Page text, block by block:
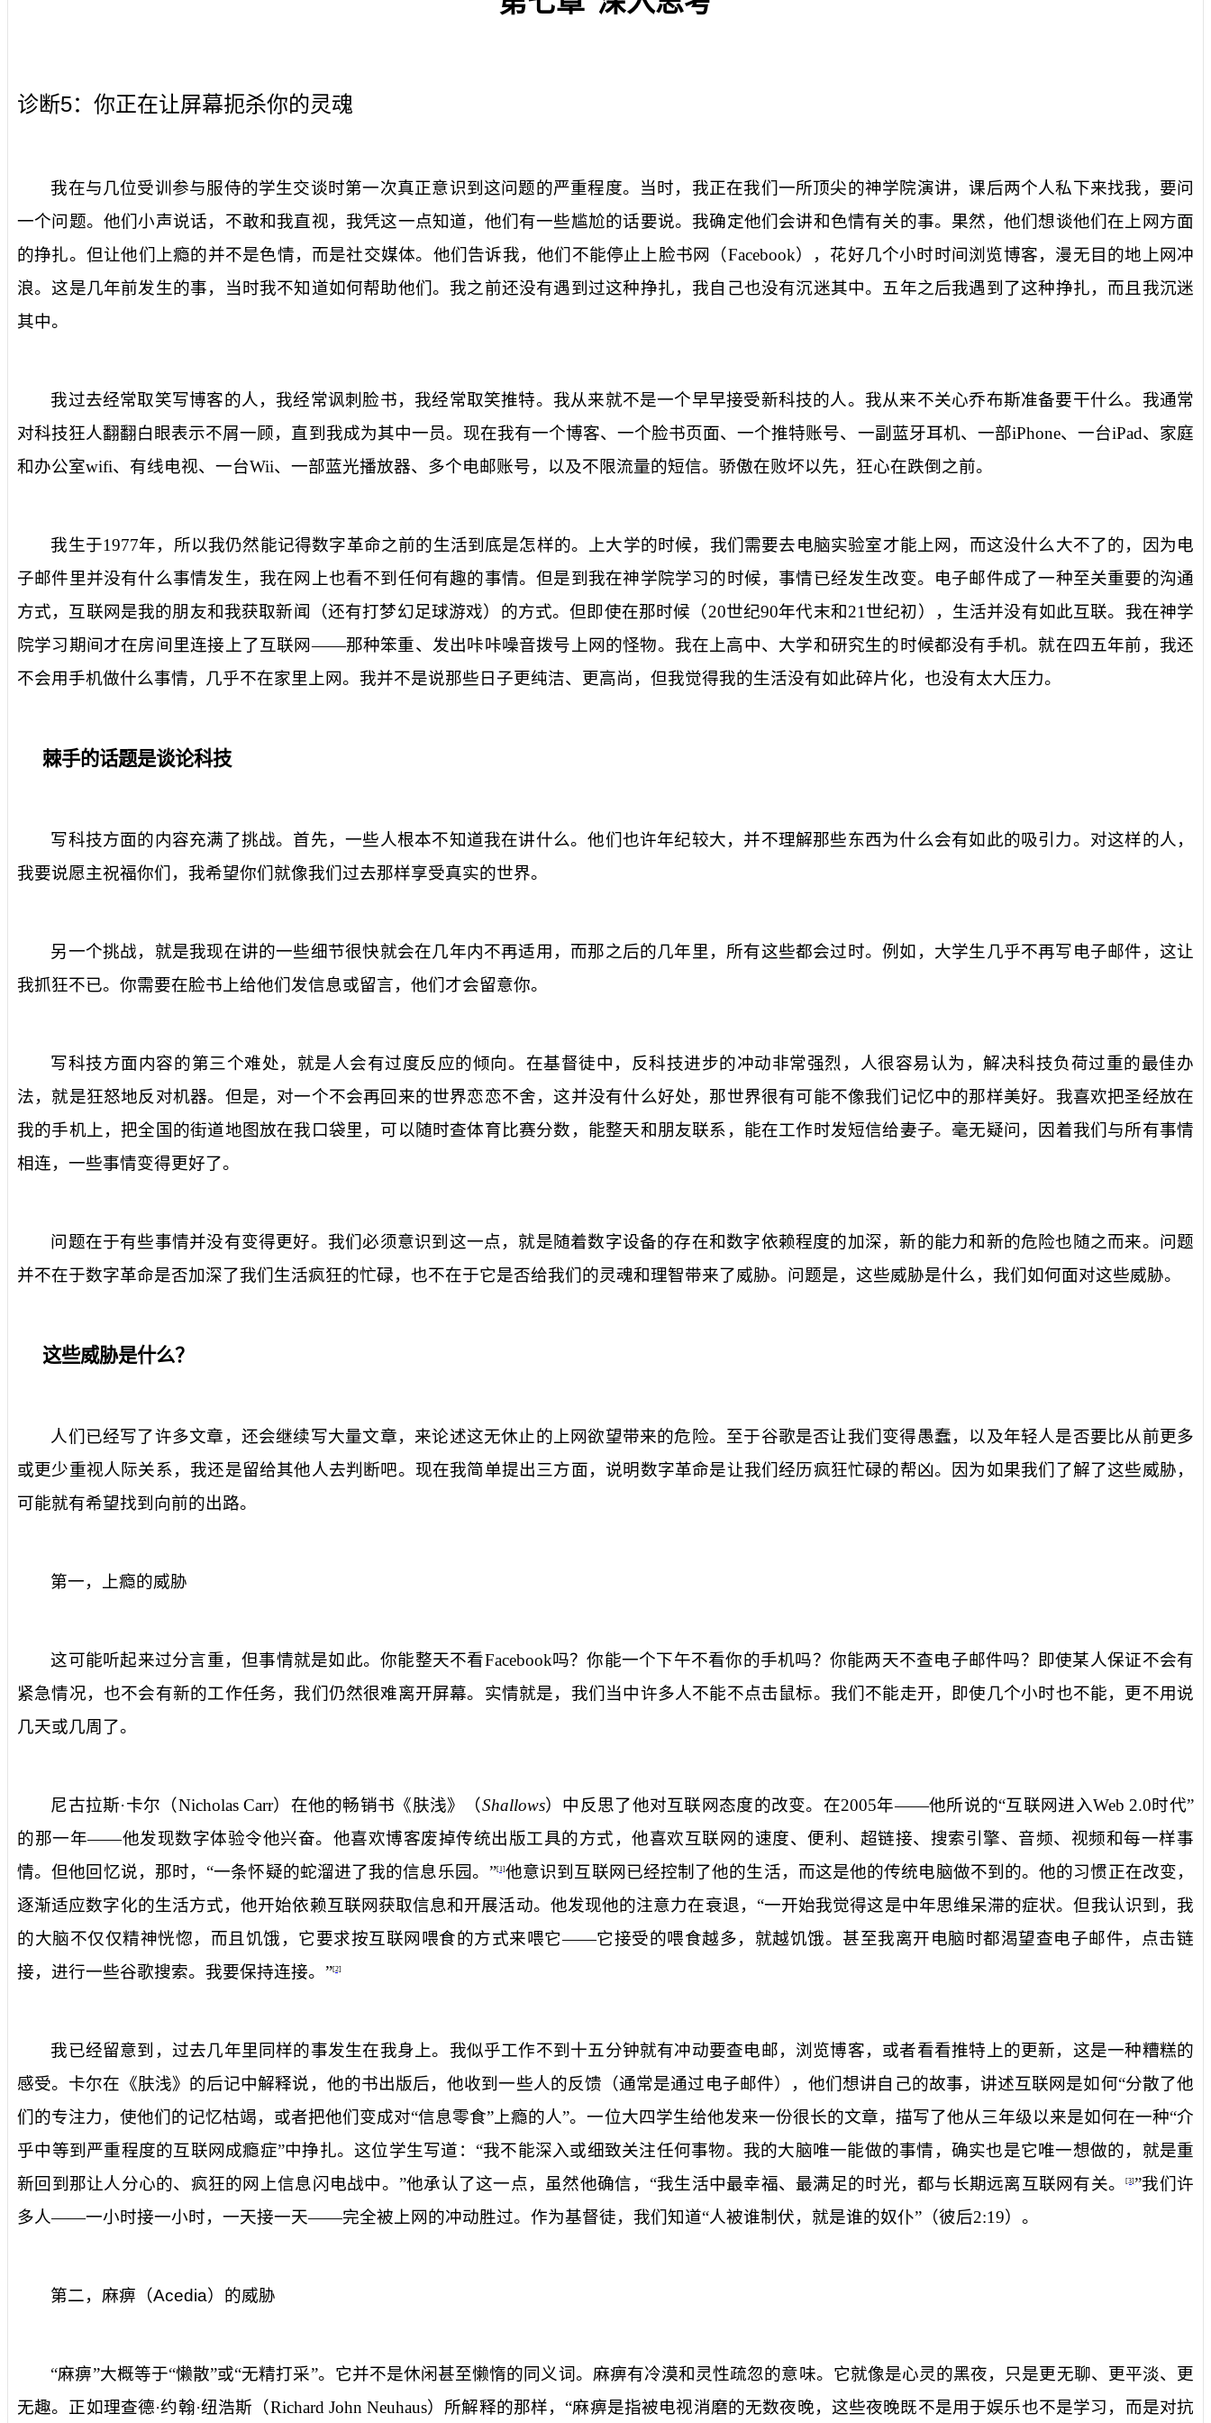
诊断5：你正在让屏幕扼杀你的灵魂
我在与几位受训参与服侍的学生交谈时第一次真正意识到这问题的严重程度。当时，我正在我们一所顶尖的神学院演讲，课后两个人私下来找我，要问
一个问题。他们小声说话，不敢和我直视，我凭这一点知道，他们有一些尴尬的话要说。我确定他们会讲和色情有关的事。果然，他们想谈他们在上网方面
的挣扎。但让他们上瘾的并不是色情，而是社交媒体。他们告诉我，他们不能停止上脸书网
（Facebook），花好几个小时时间浏览博客，漫无目的地上网冲
浪。这是几年前发生的事，当时我不知道如何帮助他们。我之前还没有遇到过这种挣扎，我自己也没有沉迷其中。五年之后我遇到了这种挣扎，而且我沉迷
其中。
我过去经常取笑写博客的人，我经常讽刺脸书，我经常取笑推特。我从来就不是一个早早接受新科技的人。我从来不关心乔布斯准备要干什么。我通常
对科技狂人翻翻白眼表示不屑一顾，直到我成为其中一员。现在我有一个博客、一个脸书页面、一个推特账号、一副蓝牙耳机、一部iPhone、一台iPad、家庭
和办公室wifi、有线电视、一台Wii、一部蓝光播放器、多个电邮账号，以及不限流量的短信。骄傲在败坏以先，狂心在跌倒之前。
我生于1977年，所以我仍然能记得数字革命之前的生活到底是怎样的。上大学的时候，我们需要去电脑实验室才能上网，而这没什么大不了的，因为电
子邮件里并没有什么事情发生，我在网上也看不到任何有趣的事情。但是到我在神学院学习的时候，事情已经发生改变。电子邮件成了一种至关重要的沟通
方式，互联网是我的朋友和我获取新闻（还有打梦幻足球游戏）的方式。但即使在那时候（20世纪90年代末和21 世纪初），生活并没有如此互联。我在神学
院学习期间才在房间里连接上了互联网——那种笨重、发出咔咔噪音拨号上网的怪物。我在上高中、大学和研究生的时候都没有手机。就在四五年前，我还
不会用手机做什么事情，几乎不在家里上网。我并不是说那些日子更纯洁、更高尚，但我觉得我的生活没有如此碎片化，也没有太大压力。
棘手的话题是谈论科技
写科技方面的内容充满了挑战。首先，一些人根本不知道我在讲什么。他们也许年纪较大，并不理解那些东西为什么会有如此的吸引力。对这样的人，
我要说愿主祝福你们，我希望你们就像我们过去那样享受真实的世界。
另一个挑战，就是我现在讲的一些细节很快就会在几年内不再适用，而那之后的几年里，所有这些都会过时。例如，大学生几乎不再写电子邮件，这让
我抓狂不已。你需要在脸书上给他们发信息或留言，他们才会留意你。
写科技方面内容的第三个难处，就是人会有过度反应的倾向。在基督徒中，反科技进步的冲动非常强烈，人很容易认为，解决科技负荷过重的最佳办
法，就是狂怒地反对机器。但是，对一个不会再回来的世界恋恋不舍，这并没有什么好处，那世界很有可能不像我们记忆中的那样美好。我喜欢把圣经放在
我的手机上，把全国的街道地图放在我口袋里，可以随时查体育比赛分数，能整天和朋友联系，能在工作时发短信给妻子。毫无疑问，因着我们与所有事情
相连，一些事情变得更好了。
问题在于有些事情并没有变得更好。我们必须意识到这一点，就是随着数字设备的存在和数字依赖程度的加深，新的能力和新的危险也随之而来。问题
并不在于数字革命是否加深了我们生活疯狂的忙碌，也不在于它是否给我们的灵魂和理智带来了威胁。问题是，这些威胁是什么，我们如何面对这些威胁。
这些威胁是什么？
人们已经写了许多文章，还会继续写大量文章，来论述这无休止的上网欲望带来的危险。至于谷歌是否让我们变得愚蠢，以及年轻人是否要比从前更多
或更少重视人际关系，我还是留给其他人去判断吧。现在我简单提出三方面，说明数字革命是让我们经历疯狂忙碌的帮凶。因为如果我们了解了这些威胁，
可能就有希望找到向前的出路。
第一，上瘾的威胁
这可能听起来过分言重，但事情就是如此。你能整天不看Facebook吗？你能一个下午不看你的手机吗？你能两天不查电子邮件吗？即使某人保证不会有
紧急情况，也不会有新的工作任务，我们仍然很难离开屏幕。实情就是，我们当中许多人不能不点击鼠标。我们不能走开，即使几个小时也不能，更不用说
几天或几周了。
尼古拉斯·卡尔（Nicholas Carr）在他的畅销书《肤浅》（Shallows）中反思了他对互联网态度的改变。在2005年——他所说的“互联网进入Web 2.0时代”
的那一年——他发现数字体验令他兴奋。他喜欢博客废掉传统出版工具的方式，他喜欢互联网的速度、便利、超链接、搜索引擎、音频、视频和每一样事
情。但他回忆说，那时，“一条怀疑的蛇溜进了我的信息乐园。”[1]他意识到互联网已经控制了他的生活，而这是他的传统电脑做不到的。他的习惯正在改变，
逐渐适应数字化的生活方式，他开始依赖互联网获取信息和开展活动。他发现他的注意力在衰退，“一开始我觉得这是中年思维呆滞的症状。但我认识到，我
的大脑不仅仅精神恍惚，而且饥饿，它要求按互联网喂食的方式来喂它——它接受的喂食越多，就越饥饿。甚至我离开电脑时都渴望查电子邮件，点击链
接，进行一些谷歌搜索。我要保持连接。”[2]
我已经留意到，过去几年里同样的事发生在我身上。我似乎工作不到十五分钟就有冲动要查电邮，浏览博客，或者看看推特上的更新，这是一种糟糕的
感受。卡尔在《肤浅》的后记中解释说，他的书出版后，他收到一些人的反馈（通常是通过电子邮件），他们想讲自己的故事，讲述互联网是如何“分散了他
们的专注力，使他们的记忆枯竭，或者把他们变成对“信息零食”上瘾的人”。一位大四学生给他发来一份很长的文章，描写了他从三年级以来是如何在一种“介
乎中等到严重程度的互联网成瘾症”中挣扎。这位学生写道：“我不能深入或细致关注任何事物。我的大脑唯一能做的事情，确实也是它唯一想做的，就是重
新回到那让人分心的、疯狂的网上信息闪电战中。”他承认了这一点，虽然他确信，“我生活中最幸福、最满足的时光，都与长期远离互联网有关。[3]”我们许
多人——一小时接一小时，一天接一天——完全被上网的冲动胜过。作为基督徒，我们知道“人被谁制伏，就是谁的奴仆”（彼后2:19）。
第二，麻痹（Acedia）的威胁
“麻痹”大概等于“懒散”或“无精打采”。它并不是休闲甚至懒惰的同义词。麻痹有冷漠和灵性疏忽的意味。它就像是心灵的黑夜，只是更无聊、更平淡、更
无趣。正如理查德·约翰·纽浩斯（Richard John Neuhaus）所解释的那样，“麻痹是指被电视消磨的无数夜晚，这些夜晚既不是用于娱乐也不是学习，而是对抗